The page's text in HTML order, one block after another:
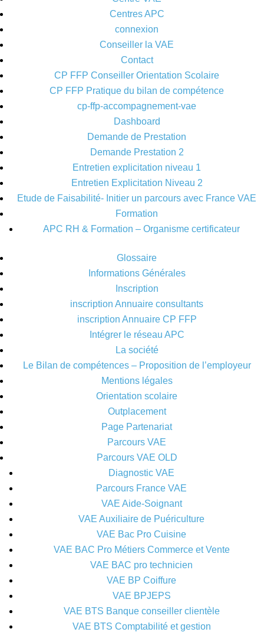
Centres APC
connexion
Conseiller la VAE
Contact
CP FFP Conseiller Orientation Scolaire
CP FFP Pratique du bilan de compétence
cp-ffp-accompagnement-vae
Dashboard
Demande de Prestation
Demande Prestation 2
Entretien explicitation niveau 1
Entretien Explicitation Niveau 2
Etude de Faisabilité- Initier un parcours avec France VAE
Formation
APC RH & Formation – Organisme certificateur
Glossaire
Informations Générales
Inscription
inscription Annuaire consultants
inscription Annuaire CP FFP
Intégrer le réseau APC
La société
Le Bilan de compétences – Proposition de l’employeur
Mentions légales
Orientation scolaire
Outplacement
Page Partenariat
Parcours VAE
Parcours VAE OLD
Diagnostic VAE
Parcours France VAE
VAE Aide-Soignant
VAE Auxiliaire de Puériculture
VAE Bac Pro Cuisine
VAE BAC Pro Métiers Commerce et Vente
VAE BAC pro technicien
VAE BP Coiffure
VAE BPJEPS
VAE BTS Banque conseiller clientèle
VAE BTS Comptabilité et gestion